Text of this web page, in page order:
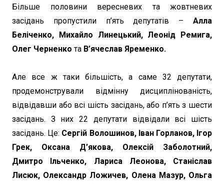
Більше половини вересневих та жовтневих
засідань пропустили п’ять депутатів – Алла
Беліченко, Михайло Линецький, Леонід Ремига,
Олег Черненкота В’ячеслав Яременко.
Але все ж таки більшість, а саме 32 депутати,
продемонстрували відмінну дисциплінованість,
відвідавши або всі шість засідань, або п’ять з шести
засідань. З них 22 депутати відвідали всі шість
засідань. Це: Сергій Волошинов, Іван Горланов, Ігор
Грек, Оксана Д’якова, Олексій Заболотний,
Дмитро Ільченко, Лариса Леонова, Станіслав
Лисюк, Олександр Ложичев, Олена Мазур, Ольга